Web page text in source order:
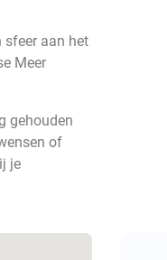
sfeer aan het
Meer
gehouden
of
je